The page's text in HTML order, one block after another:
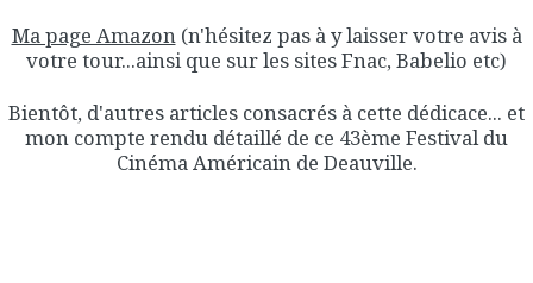
Ma page Amazon(n'hésitez pas à y laisser votre avis à
votre tour...ainsi que sur les sites Fnac, Babelio etc)
Bientôt, d'autres articles consacrés à cette dédicace... et
mon compte rendu détaillé de ce 43ème Festival du
Cinéma Américain de Deauville.